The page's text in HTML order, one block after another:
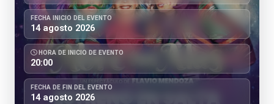
FECHA INICIO DEL EVENTO
14 agosto 2026
HORA DE INICIO DE EVENTO
20:00
FECHA DE FIN DEL EVENTO
14 agosto 2026